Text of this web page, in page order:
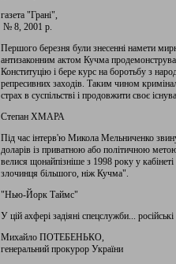
газета "Грані",
№ 8, 2001 р.
Першого березня були знесенні намети
антизаконним актом Кучма
Конституцію і бере курс на боротьбу з
репресивних заходів. Таким чином
страх в суспільстві і продовжити своє
Степан ХМАРА
Під час інтерв'ю Микола Мельниченко
доларів із приватною або політичною
велися щонайпізніше з 1998 року у
злочинця більшого, ніж Кучма".
"Нью-Йорк Таймс"
У цій ахфері задіяні спецслужби...
Михайло ПОТЕБЕНЬКО,
генеральний прокурор України